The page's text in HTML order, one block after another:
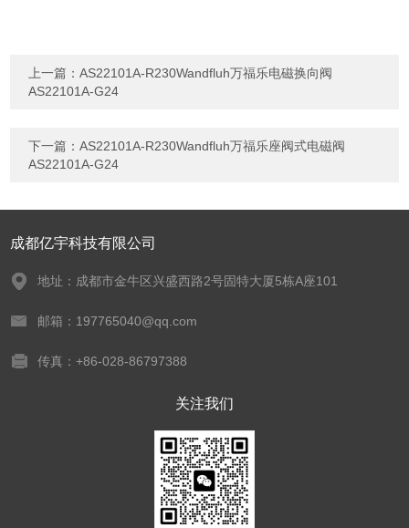
上一篇：AS22101A-R230Wandfluh万福乐电磁换向阀
AS22101A-G24
下一篇：AS22101A-R230Wandfluh万福乐座阀式电磁阀
AS22101A-G24
成都亿宇科技有限公司
地址：成都市金牛区兴盛西路2号固特大厦5栋A座101
邮箱：197765040@qq.com
传真：+86-028-86797388
关注我们